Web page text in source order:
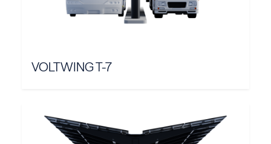
VOLTWING T-7